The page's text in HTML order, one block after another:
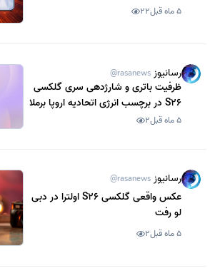
سامسونگ و اپل
5 ماه قبل 22
رسانیوز @rasanews
ظرفیت باتری و شارژدهی سری گلکسی
S26 در برچسب انرژی اتحادیه اروپا برملا
شد
5 ماه قبل 2
رسانیوز @rasanews
عکس واقعی گلکسی S26 اولترا در دبی
لو رفت
5 ماه قبل 2